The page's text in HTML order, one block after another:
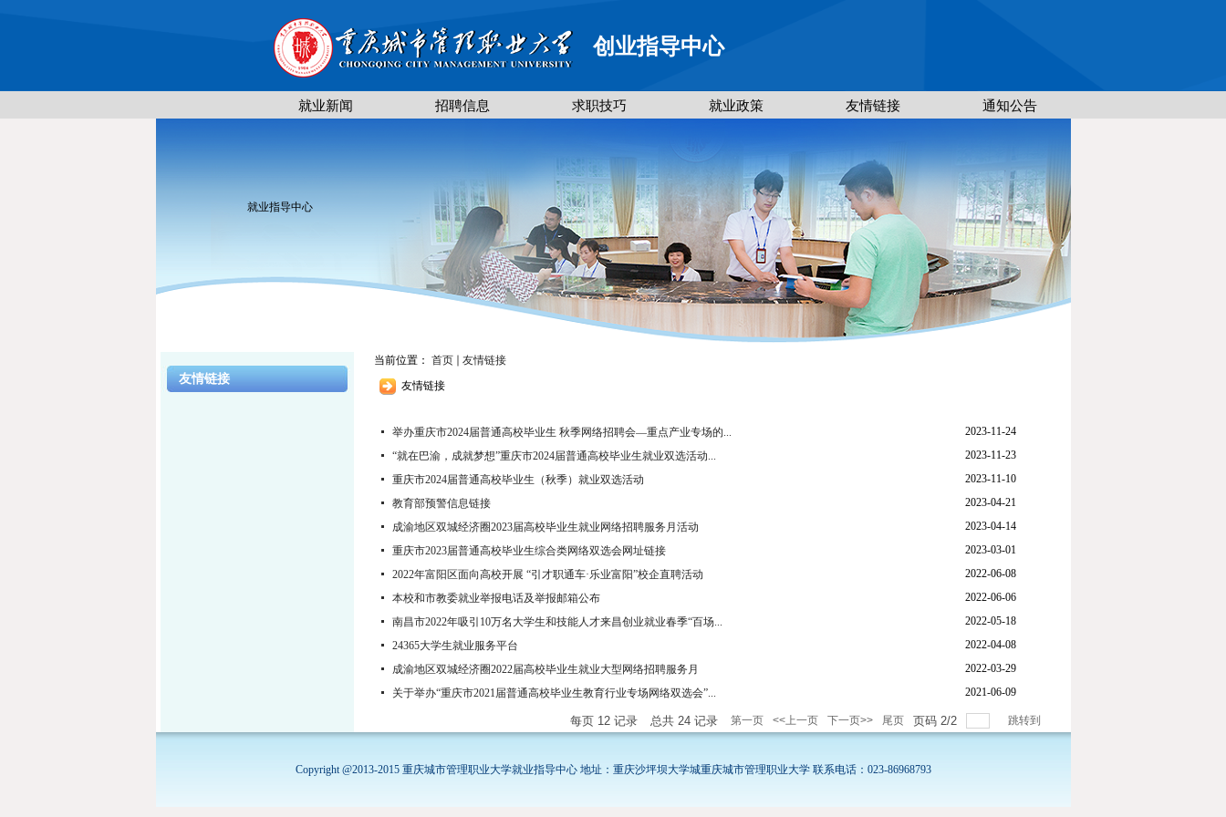
创业指导中心
就业新闻 招聘信息 求职技巧 就业政策 友情链接 通知公告
就业指导中心
友情链接
当前位置： 首页
友情链接
友情链接
举办重庆市2024届普通高校毕业生 秋季网络招聘会—重点产业专场的...
2023-11-24
“就在巴渝，成就梦想”重庆市2024届普通高校毕业生就业双选活动...
2023-11-23
重庆市2024届普通高校毕业生（秋季）就业双选活动
2023-11-10
教育部预警信息链接
2023-04-21
成渝地区双城经济圈2023届高校毕业生就业网络招聘服务月活动
2023-04-14
​重庆市2023届普通高校毕业生综合类网络双选会网址链接
2023-03-01
2022年富阳区面向高校开展 “引才职通车·乐业富阳”校企直聘活动
2022-06-08
本校和市教委就业举报电话及举报邮箱公布
2022-06-06
南昌市2022年吸引10万名大学生和技能人才来昌创业就业春季“百场...
2022-05-18
24365大学生就业服务平台
2022-04-08
成渝地区双城经济圈2022届高校毕业生就业大型网络招聘服务月
2022-03-29
关于举办“重庆市2021届普通高校毕业生教育行业专场网络双选会”...
2021-06-09
每页 12记录 总共 24记录 第一页 <<上一页 下一页>> 尾页 页码 2/2 跳转到
Copyright @2013-2015 重庆城市管理职业大学就业指导中心 地址：重庆沙坪坝大学城重庆城市管理职业大学 联系电话：023-86968793